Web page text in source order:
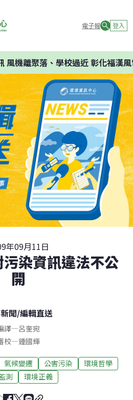
電子報 登入
風機離聚落、學校過近 彰化福漢風
年09月11日
染資訊違法不公
開
聞/編輯直送
譯—呂奎宛
校—鍾國輝
氣候變遷 公害污染
環境哲學
測
環境正義